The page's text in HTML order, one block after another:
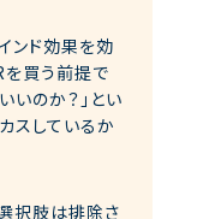
ンド効果を効
を買う前提で
いのか？」とい
スしているか
選択肢は排除さ